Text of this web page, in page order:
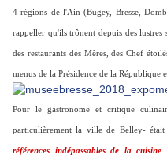
4 régions de l'Ain (Bugey, Bresse,
rappeller qu'ils trônent depuis des
des restaurants des Mères, des Chef
menus de la Présidence de la République
Pour le gastronome et critique
particulièrement la ville de Belley-
références indépassables de la